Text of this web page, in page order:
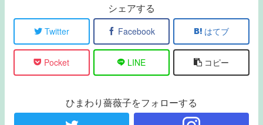
シェアする
Twitter Facebook はてブ
Pocket LINE コピー
ひまわり薔薇子をフォローする